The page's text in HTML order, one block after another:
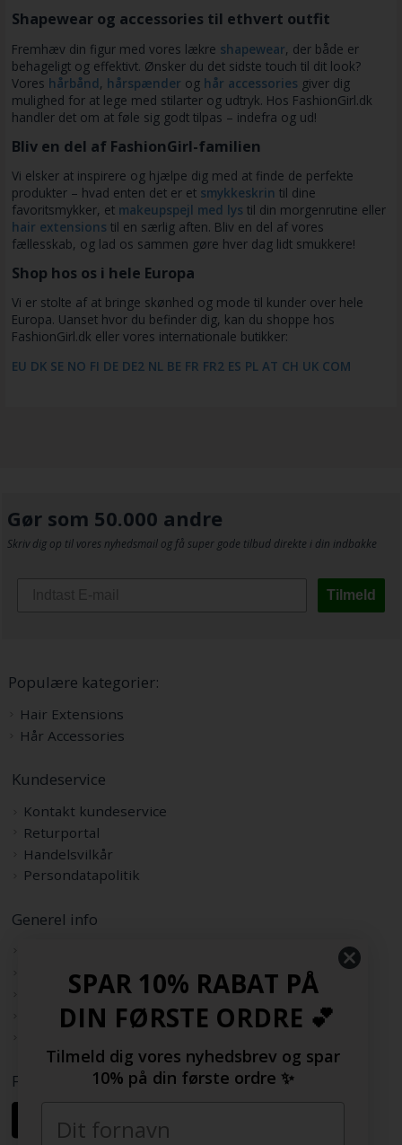
Shapewear og accessories til ethvert outfit
Fremhæv din figur med vores lækre shapewear, der både er
behageligt og effektivt. Ønsker du det sidste touch til dit look?
Vores hårbånd, hårspænder og hår accessories giver dig
mulighed for at lege med stilarter og udtryk. Hos FashionGirl.dk
handler det om at føle sig godt tilpas – indefra og ud!
Bliv en del af FashionGirl-familien
Vi elsker at inspirere og hjælpe dig med at finde de perfekte
produkter – hvad enten det er et smykkeskrin til dine
favoritsmykker, et makeupspejl med lys til din morgenrutine eller
hair extensions til en særlig aften. Bliv en del af vores
fællesskab, og lad os sammen gøre hver dag lidt smukkere!
Shop hos os i hele Europa
Vi er stolte af at bringe skønhed og mode til kunder over hele
Europa. Uanset hvor du befinder dig, kan du shoppe hos
FashionGirl.dk eller vores internationale butikker:
EU DK SE NO FI DE DE2 NL BE FR FR2 ES PL AT CH UK COM
Gør som 50.000 andre
Skriv dig op til vores nyhedsmail og få super gode tilbud direkte i din indbakke
Tilmeld
Populære kategorier:
Hair Extensions
Hår Accessories
Kundeservice
Kontakt kundeservice
Returportal
Handelsvilkår
Persondatapolitik
Generel info
Køb med EAN
Sitemap
Rabatkode
Følg os her
SPAR 10% RABAT PÅ
DIN FØRSTE ORDRE 💕
Tilmeld dig vores nyhedsbrev og spar
10% på din første ordre ✨